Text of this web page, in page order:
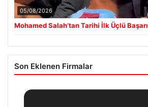
05/08/2026
Mohamed Salah’tan Tarihi İlk Üçlü Başarı
Son Eklenen Firmalar